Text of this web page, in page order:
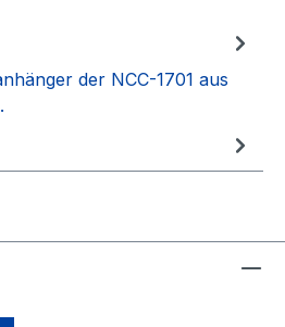
der NCC-1701 aus